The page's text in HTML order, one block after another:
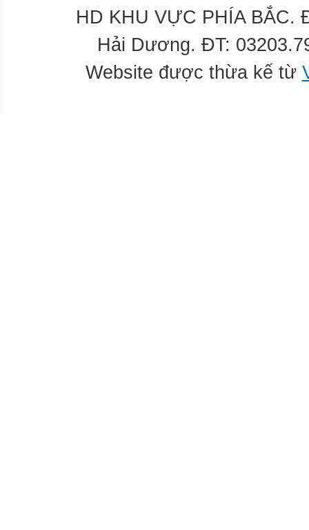
HD KHU VỰC PHÍA BẮC.
Hải Dương. ĐT:
Website được thừa kế từ